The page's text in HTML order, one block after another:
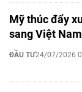
Mỹ thúc đẩy
sang Việt Nam
ĐẦU TƯ24/07/2026